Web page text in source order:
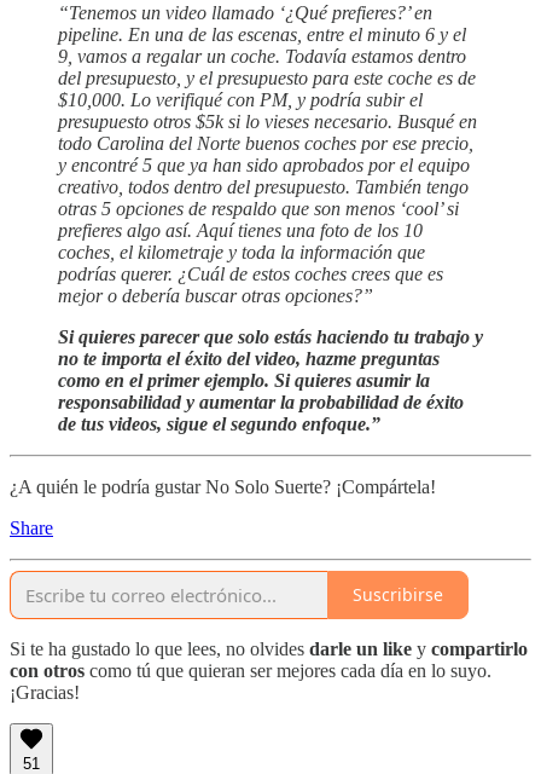
“Tenemos un video llamado ‘¿Qué prefieres?’ en
pipeline. En una de las escenas, entre el minuto 6 y el
9, vamos a regalar un coche. Todavía estamos dentro
del presupuesto, y el presupuesto para este coche es de
$10,000. Lo verifiqué con PM, y podría subir el
presupuesto otros $5k si lo vieses necesario. Busqué en
todo Carolina del Norte buenos coches por ese precio,
y encontré 5 que ya han sido aprobados por el equipo
creativo, todos dentro del presupuesto. También tengo
otras 5 opciones de respaldo que son menos ‘cool’ si
prefieres algo así. Aquí tienes una foto de los 10
coches, el kilometraje y toda la información que
podrías querer. ¿Cuál de estos coches crees que es
mejor o debería buscar otras opciones?”
Si quieres parecer que solo estás haciendo tu trabajo y
no te importa el éxito del video, hazme preguntas
como en el primer ejemplo. Si quieres asumir la
responsabilidad y aumentar la probabilidad de éxito
de tus videos, sigue el segundo enfoque.”
¿A quién le podría gustar No Solo Suerte? ¡Compártela!
Share
Suscribirse
Si te ha gustado lo que lees, no olvides darle un like y compartirlo
con otros como tú que quieran ser mejores cada día en lo suyo.
¡Gracias!
51